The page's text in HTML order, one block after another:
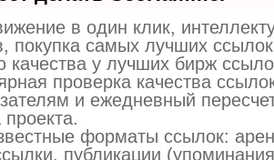
в один клик,
покупка самых лучших
качества у лучших бирж
проверка качества
и ежедневный
проекта.
форматы ссылок:
публикации